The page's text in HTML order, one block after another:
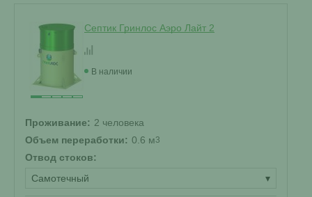
Септик Гринлос Аэро Лайт 2
В наличии
Проживание: 2 человека
Объем переработки: 0.6 м3
Отвод стоков:
Самотечный
▾